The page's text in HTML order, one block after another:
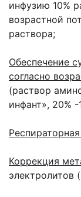
инфузию 10%
возрастной
раствора;
Обеспечение
согласно
(раствор
инфант», 20%
Коррекция
электролитов